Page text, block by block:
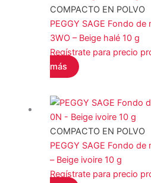
COMPACTO EN POLVO
PEGGY SAGE Fondo de
3WO – Beige halé 10 g
Regístrate para precio
más
COMPACTO EN POLVO
PEGGY SAGE Fondo
– Beige ivoire 10 g
Regístrate para precio